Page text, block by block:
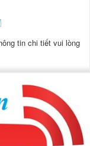
tin chi tiết vui lòng